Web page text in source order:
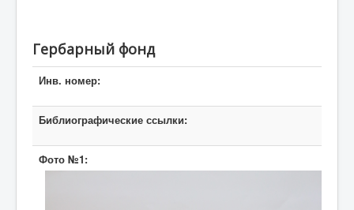
Гербарный фонд
Инв. номер:
Библиографические ссылки:
Фото №1: